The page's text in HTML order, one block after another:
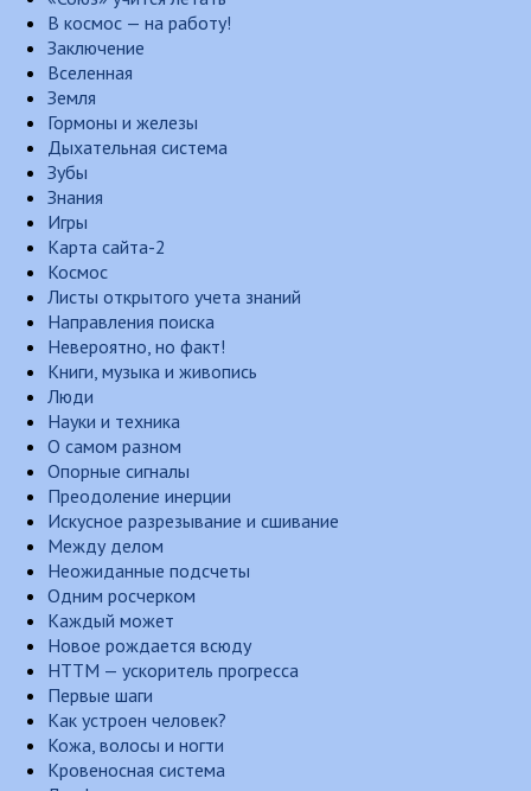
В космос — на работу!
Заключение
Вселенная
Земля
Гормоны и железы
Дыхательная система
Зубы
Знания
Игры
Карта сайта-2
Космос
Листы открытого учета знаний
Направления поиска
Невероятно, но факт!
Книги, музыка и живопись
Люди
Науки и техника
О самом разном
Опорные сигналы
Преодоление инерции
Искусное разрезывание и сшивание
Между делом
Неожиданные подсчеты
Одним росчерком
Каждый может
Новое рождается всюду
НТТМ — ускоритель прогресса
Первые шаги
Как устроен человек?
Кожа, волосы и ногти
Кровеносная система